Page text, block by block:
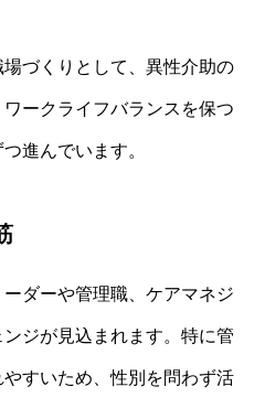
づくりとして、異性介助の
ークライフバランスを保つ
進んでいます。
ダーや管理職、ケアマネジ
ジが見込まれます。特に管
すいため、性別を問わず活